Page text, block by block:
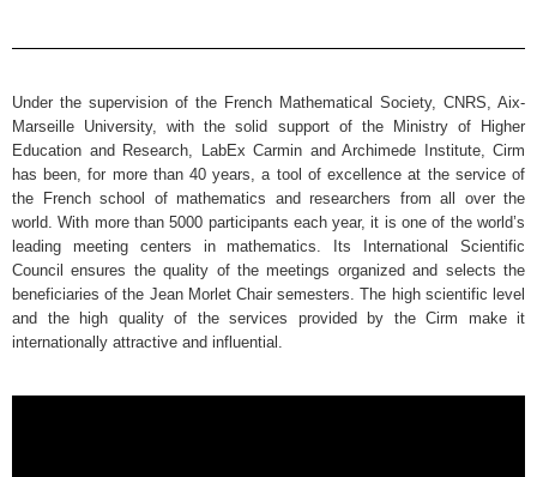
Under the supervision of the French Mathematical Society, CNRS, Aix-
Marseille University, with the solid support of the Ministry of Higher
Education and Research, LabEx Carmin and Archimede Institute, Cirm
has been, for more than 40 years, a tool of excellence at the service of
the French school of mathematics and researchers from all over the
world. With more than 5000 participants each year, it is one of the world’s
leading meeting centers in mathematics. Its International Scientific
Council ensures the quality of the meetings organized and selects the
beneficiaries of the Jean Morlet Chair semesters. The high scientific level
and the high quality of the services provided by the Cirm make it
internationally attractive and influential.